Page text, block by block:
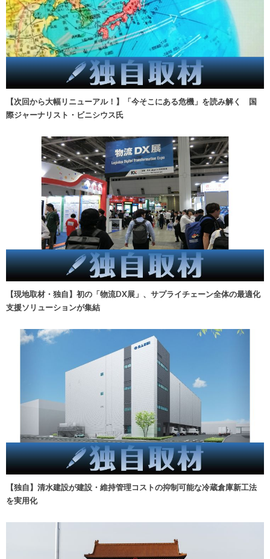
【次回から大幅リニューアル！】「今そこにある危機」を読み解く 国
際ジャーナリスト・ビニシウス氏
【現地取材・独自】初の「物流DX展」、サプライチェーン全体の最適化
支援ソリューションが集結
【独自】清水建設が建設・維持管理コストの抑制可能な冷蔵倉庫新工法
を実用化